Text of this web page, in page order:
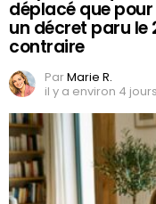
déplacé que
un décret paru le
contraire
ParMarie R.
il y a environ 4 jours